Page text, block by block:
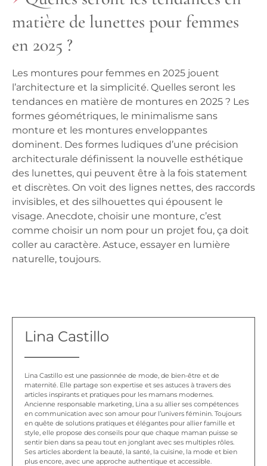
matière de lunettes pour femmes
en 2025 ?
Les montures pour femmes en 2025 jouent
l’architecture et la simplicité. Quelles seront les
tendances en matière de montures en 2025 ? Les
formes géométriques, le minimalisme sans
monture et les montures enveloppantes
dominent. Des formes ludiques d’une précision
architecturale définissent la nouvelle esthétique
des lunettes, qui peuvent être à la fois statement
et discrètes. On voit des lignes nettes, des raccords
invisibles, et des silhouettes qui épousent le
visage. Anecdote, choisir une monture, c’est
comme choisir un nom pour un projet fou, ça doit
coller au caractère. Astuce, essayer en lumière
naturelle, toujours.
Lina Castillo
Lina Castillo est une passionnée de mode, de bien-être et de
maternité. Elle partage son expertise et ses astuces à travers des
articles inspirants et pratiques pour les mamans modernes.
Ancienne responsable marketing, Lina a su allier ses compétences
en communication avec son amour pour l’univers féminin. Toujours
en quête de solutions pratiques et élégantes pour allier famille et
style, elle propose des conseils pour que chaque maman puisse se
sentir bien dans sa peau tout en jonglant avec ses multiples rôles.
Ses articles abordent la beauté, la santé, la cuisine, la mode et bien
plus encore, avec une approche authentique et accessible.